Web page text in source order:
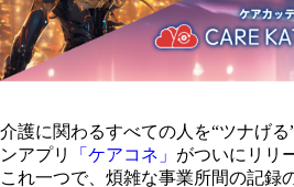
介護に関わるすべての人を“ツナげ
ンアプリ
「​​​ケアコネ」 がついにリリ
これ一つで、煩雑な事業所間の記録